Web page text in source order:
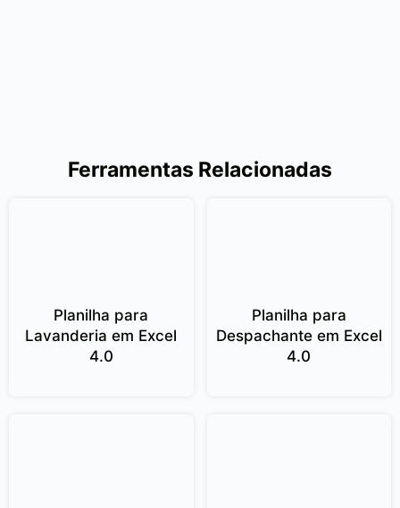
Ferramentas Relacionadas
Planilha para
Lavanderia em Excel
4.0
Planilha para
Despachante em Excel
4.0